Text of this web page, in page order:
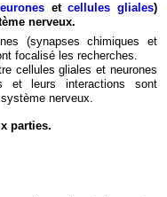
etcellules gliales)
nerveux.
(synapses chimiques et
focalisé les recherches.
cellules gliales et neurones
et leurs interactions sont
nerveux.
parties.